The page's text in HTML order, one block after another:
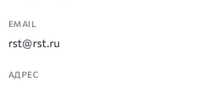
EMAIL
rst@rst.ru
АДРЕС